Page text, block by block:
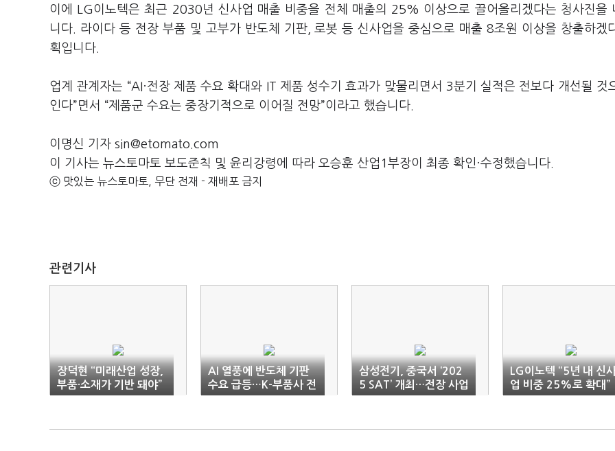
이에 LG이노텍은 최근 2030년 신사업 매출 비중을 전체 매출의 25% 이상으로 끌어올리겠다는 청사진을
니다. 라이다 등 전장 부품 및 고부가 반도체 기판, 로봇 등 신사업을 중심으로 매출 8조원 이상을 창출하겠
획입니다.
업계 관계자는 “AI·전장 제품 수요 확대와 IT 제품 성수기 효과가 맞물리면서 3분기 실적은 전보다 개선될 것
인다”면서 “제품군 수요는 중장기적으로 이어질 전망”이라고 했습니다.
이명신 기자 sin@etomato.com
이 기사는 뉴스토마토 보도준칙 및 윤리강령에 따라 오승훈 산업1부장이 최종 확인·수정했습니다.
ⓒ 맛있는 뉴스토마토, 무단 전재 - 재배포 금지
관련기사
장덕현 “미래산업 성장,
부품·소재가 기반 돼야”
AI 열풍에 반도체 기판
수요 급등…K-부품사 전
망 ‘맑음’
삼성전기, 중국서 ‘202
5 SAT’ 개최…전장 사업
협력 강화
LG이노텍 “5년 내 신
업 비중 25%로 확대”